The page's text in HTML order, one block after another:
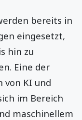
bereits in
eingesetzt,
hin zu
Eine der
von KI und
im Bereich
maschinellem